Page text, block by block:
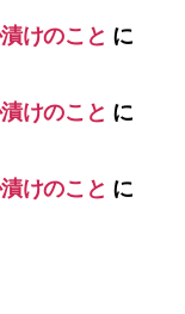
けのこと に
けのこと に
けのこと に